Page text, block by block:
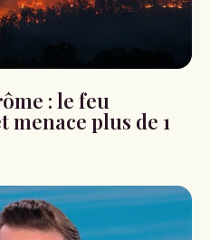
: le feu
menace plus de 1